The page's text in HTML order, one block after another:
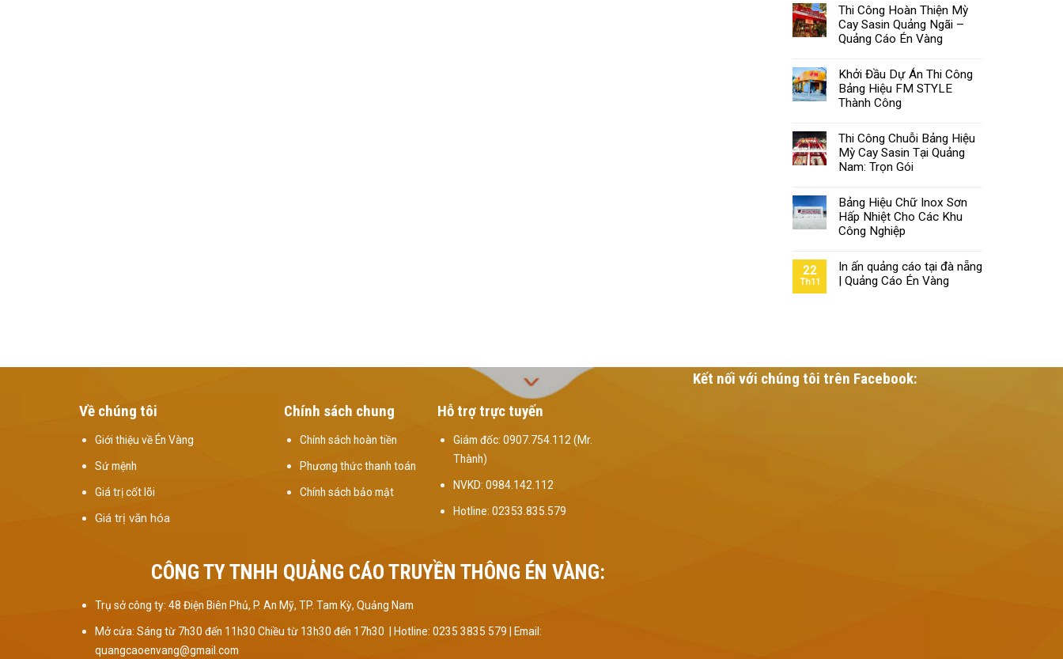
Thi Công Hoàn Thiện Mỳ
Cay Sasin Quảng Ngãi –
Quảng Cáo Én Vàng
Khởi Đầu Dự Án Thi Công
Bảng Hiệu FM STYLE
Thành Công
Thi Công Chuỗi Bảng Hiệu
Mỳ Cay Sasin Tại Quảng
Nam: Trọn Gói
Bảng Hiệu Chữ Inox Sơn
Hấp Nhiệt Cho Các Khu
Công Nghiệp
22
Th11
In ấn quảng cáo tại đà nẵng
| Quảng Cáo Én Vàng
Về chúng tôi
Giới thiệu về Én Vàng
Sứ mệnh
Giá trị cốt lõi
Giá trị văn hóa
Chính sách chung
Chính sách hoàn tiền
Phương thức thanh toán
Chính sách bảo mật
Hỗ trợ trực tuyến
Giám đốc: 0907.754.112 (Mr.
Thành)
NVKD: 0984.142.112
Hotline: 02353.835.579
CÔNG TY TNHH QUẢNG CÁO TRUYỀN THÔNG ÉN VÀNG:
Trụ sở công ty: 48 Điện Biên Phủ, P. An Mỹ, TP. Tam Kỳ, Quảng Nam
Mở cửa: Sáng từ 7h30 đến 11h30 Chiều từ 13h30 đến 17h30 |
Hotline: 0235 3835 579 | Email:
quangcaoenvang@gmail.com
Kết nối với chúng tôi trên Facebook: